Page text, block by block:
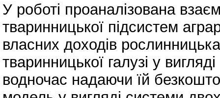
У роботі проаналізована
тваринницької підсистем
власних доходів
тваринницької галузі у
водночас надаючи їй